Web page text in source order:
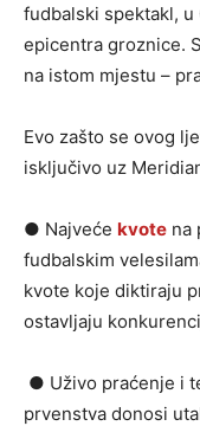
fudbalski spektakl,
epicentra groznice.
na istom mjestu –
Evo zašto se ovog
isključivo uz
● Najveće kvote na
fudbalskim
kvote koje diktiraju
ostavljaju
● Uživo praćenje i
prvenstva donosi